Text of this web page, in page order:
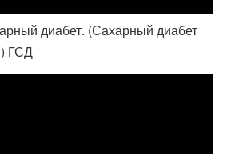
диабет. (Сахарный диабет
ГСД